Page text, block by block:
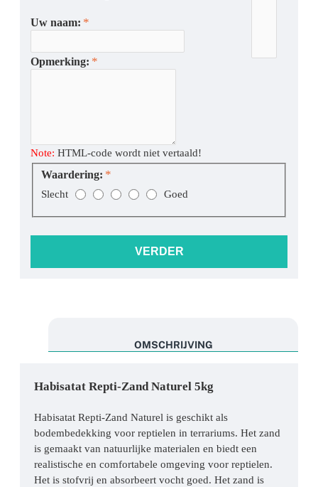
Uw naam:
Opmerking:
Note: HTML-code wordt niet vertaald!
a
r
e
Waardering:
Slecht Goed
VERDER
OMSCHRIJVING
Habisatat Repti-Zand Naturel 5kg
Habisatat Repti-Zand Naturel is geschikt als
bodembedekking voor reptielen in terrariums. Het zand
is gemaakt van natuurlijke materialen en biedt een
realistische en comfortabele omgeving voor reptielen.
Het is stofvrij en absorbeert vocht goed. Het zand is